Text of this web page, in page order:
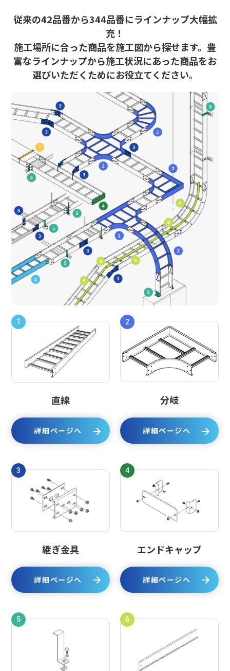
従来の42品番から344品番にラインナップ大幅拡
充！
施工場所に合った商品を施工図から探せます。 豊
富なラインナップから施工状況にあった商品をお
選びいただくためにお役立てください。
1
直線
詳細ページへ
2
分岐
詳細ページへ
3
継ぎ金具
詳細ページへ
4
エンドキャップ
詳細ページへ
5 6